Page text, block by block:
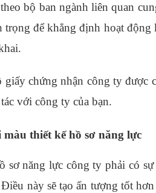
bộ ban ngành liên quan
trọng để khẳng định hoạt
chứng nhận công ty được
với công ty của bạn.
thiết kế hồ sơ năng lực
sơ năng lực công ty phải có
này sẽ tạo ấn tượng tốt